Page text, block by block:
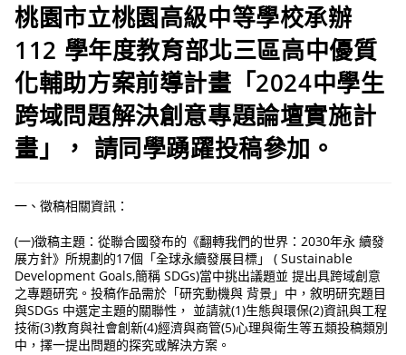
桃園市立桃園高級中等學校承辦
112 學年度教育部北三區高中優質
化輔助方案前導計畫「2024中學生
跨域問題解決創意專題論壇實施計
畫」， 請同學踴躍投稿參加。
一、徵稿相關資訊：
(一)徵稿主題：從聯合國發布的《翻轉我們的世界：2030年永 續發
展方針》所規劃的17個「全球永續發展目標」 ( Sustainable
Development Goals,簡稱 SDGs)當中挑出議題並 提出具跨域創意
之專題研究。投稿作品需於「研究動機與 背景」中，敘明研究題目
與SDGs 中選定主題的關聯性， 並請就(1)生態與環保(2)資訊與工程
技術(3)教育與社會創新(4)經濟與商管(5)心理與衛生等五類投稿類別
中，擇一提出問題的探究或解決方案。